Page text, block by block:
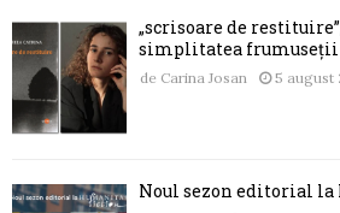
„scrisoare de
simplitatea
de Carina Josan 5 august
Noul sezon editorial